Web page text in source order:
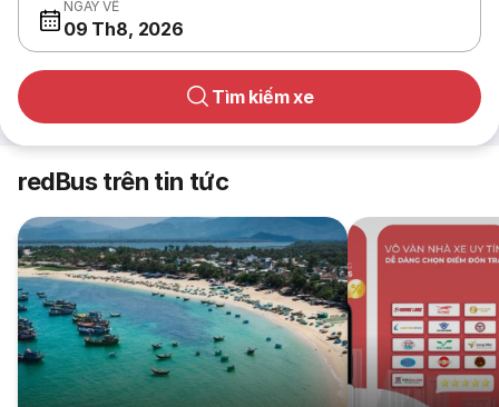
NGÀY VỀ
09 Th8, 2026
Tìm kiếm xe
redBus trên tin tức